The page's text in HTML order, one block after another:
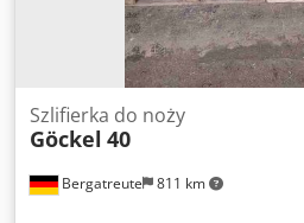
Bergatreute 811 km
Szlifierka do noży
Göckel 40